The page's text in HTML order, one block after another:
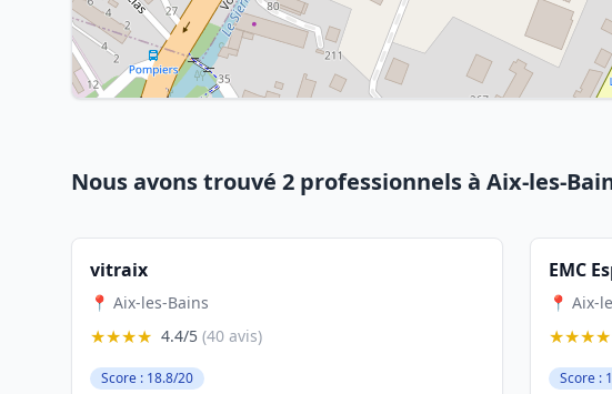
Nous avons trouvé 2 professionnels à Aix-les-
vitraix
📍 Aix-les-Bains
★★★★ 4.4/5 (40 avis)
Score : 18.8/20
EMC
📍 Aix-
Score :